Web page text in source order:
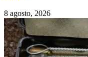
8 agosto, 2026